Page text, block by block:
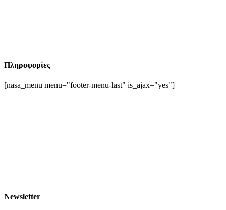
Πληροφορίες
[nasa_menu menu="footer-menu-last" is_ajax="yes"]
Newsletter